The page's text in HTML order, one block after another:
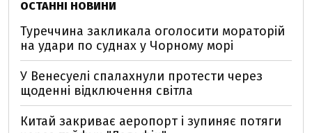
ОСТАННІ НОВИНИ
Туреччина закликала оголосити мораторій
на удари по суднах у Чорному морі
У Венесуелі спалахнули протести через
щоденні відключення світла
Китай закриває аеропорт і зупиняє потяги